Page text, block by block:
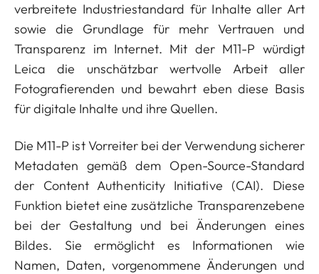
verbreitete Industriestandard für Inhalte aller Art
sowie die Grundlage für mehr Vertrauen und
Transparenz im Internet. Mit der M11-P würdigt
Leica die unschätzbar wertvolle Arbeit aller
Fotografierenden und bewahrt eben diese Basis
für digitale Inhalte und ihre Quellen.
Die M11-P ist Vorreiter bei der Verwendung sicherer
Metadaten gemäß dem Open-Source-Standard
der Content Authenticity Initiative (CAI). Diese
Funktion bietet eine zusätzliche Transparenzebene
bei der Gestaltung und bei Änderungen eines
Bildes. Sie ermöglicht es Informationen wie
Namen, Daten, vorgenommene Änderungen und